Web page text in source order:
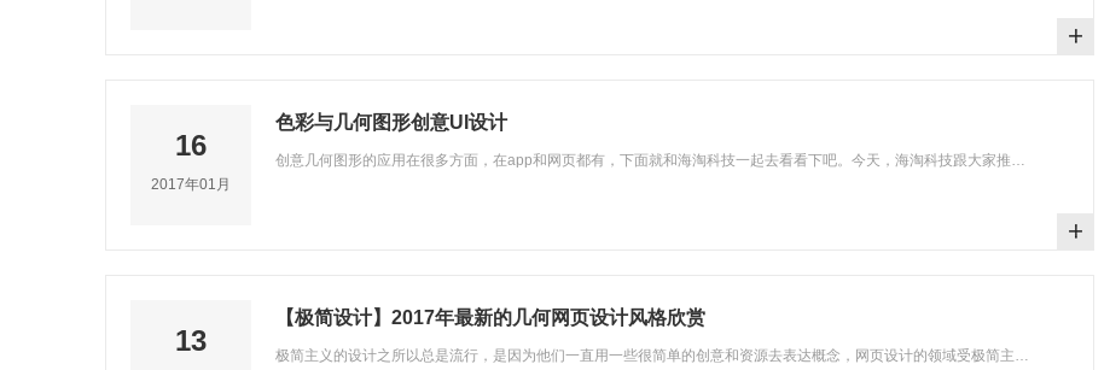
16
2017年01月
色彩与几何图形创意UI设计
创意几何图形的应用在很多方面，在app和网页都有，下面就和海淘科技一起去看看下吧。今天，海淘科技跟大家推…
13
【极简设计】2017年最新的几何网页设计风格欣赏
极简主义的设计之所以总是流行，是因为他们一直用一些很简单的创意和资源去表达概念，网页设计的领域受极简主…